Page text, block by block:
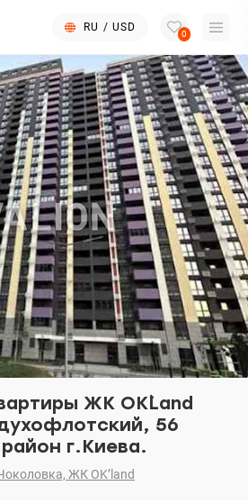
RU / USD
0
ЖК OK`Land
56
г.Киева.
ЖК OK’land